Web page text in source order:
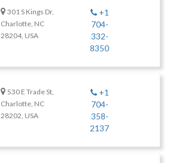
301 S Kings Dr,
Charlotte, NC
28204, USA
+1
704-
332-
8350
530 E Trade St,
Charlotte, NC
28202, USA
+1
704-
358-
2137